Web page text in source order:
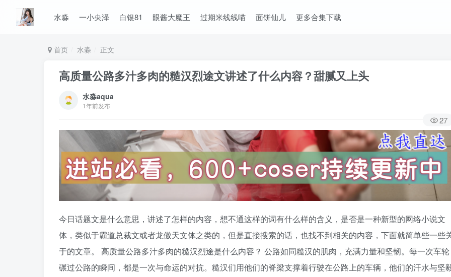
水淼 一小央泽 白银81 眼酱大魔王 过期米线线喵 面饼仙儿 更多合集下载
首页 水淼 正文
高质量公路多汁多肉的糙汉烈途文讲述了什么内容？甜腻又上头
水淼aqua
1年前发布
27
今日话题文是什么意思，讲述了怎样的内容，想不通这样的词有什么样的含义，是否是一种新型的网络小说文
体，类似于霸道总裁文或者龙傲天文体之类的，但是直接搜索的话，也找不到相关的内容，下面就简单些一些
于的文章。 高质量公路多汁多肉的糙汉烈途是什么内容？ 公路如同糙汉的肌肉，充满力量和坚韧。每一次车轮
碾过公路的瞬间，都是一次与命运的对抗。糙汉们用他们的脊梁支撑着行驶在公路上的车辆，他们的汗水与坚